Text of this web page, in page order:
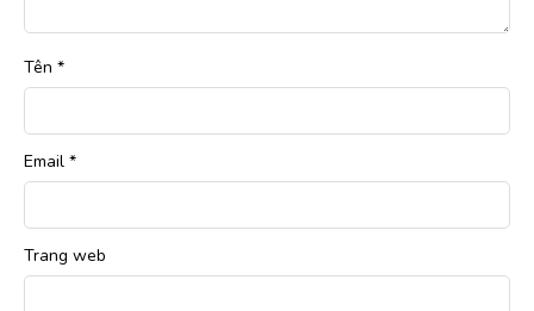
Tên *
Email *
Trang web